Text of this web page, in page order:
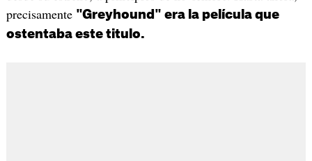
precisamente "Greyhound" era la película que
ostentaba este titulo.